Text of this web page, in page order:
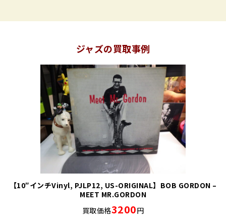
ジャズの買取事例
【10″インチVinyl, PJLP12, US-ORIGINAL】BOB GORDON –
MEET MR.GORDON
買取価格3200円